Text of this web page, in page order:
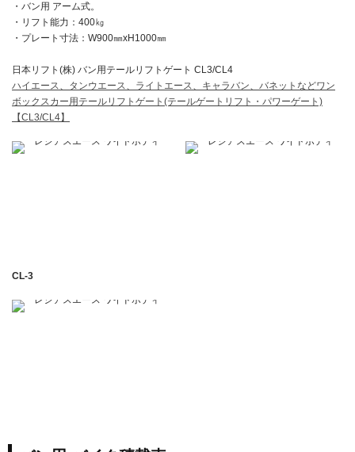
・バン用 アーム式。
・リフト能力：400㎏
・プレート寸法：W900㎜xH1000㎜
日本リフト(株) バン用テールリフトゲート CL3/CL4
ハイエース、タンウエース、ライトエース、キャラバン、バネットなどワン
ボックスカー用テールリフトゲート(テールゲートリフト・パワーゲート)
【CL3/CL4】
CL-3